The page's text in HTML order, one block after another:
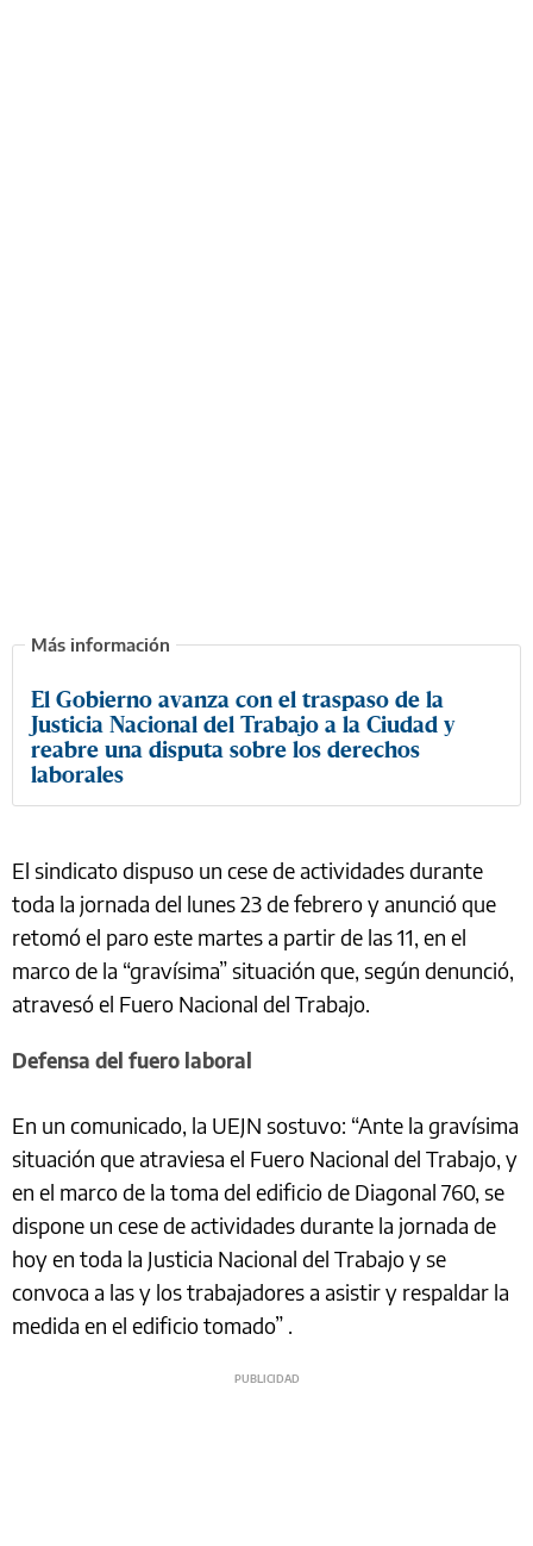
El Gobierno avanza con el traspaso de la
Justicia Nacional del Trabajo a la Ciudad y
reabre una disputa sobre los derechos
laborales
El sindicato dispuso un cese de actividades durante
toda la jornada del lunes 23 de febrero y anunció que
retomó el paro este martes a partir de las 11, en el
marco de la “gravísima” situación que, según denunció,
atravesó el Fuero Nacional del Trabajo.
Defensa del fuero laboral
En un comunicado, la UEJN sostuvo: “Ante la gravísima
situación que atraviesa el Fuero Nacional del Trabajo, y
en el marco de la toma del edificio de Diagonal 760, se
dispone un cese de actividades durante la jornada de
hoy en toda la Justicia Nacional del Trabajo y se
convoca a las y los trabajadores a asistir y respaldar la
medida en el edificio tomado” .